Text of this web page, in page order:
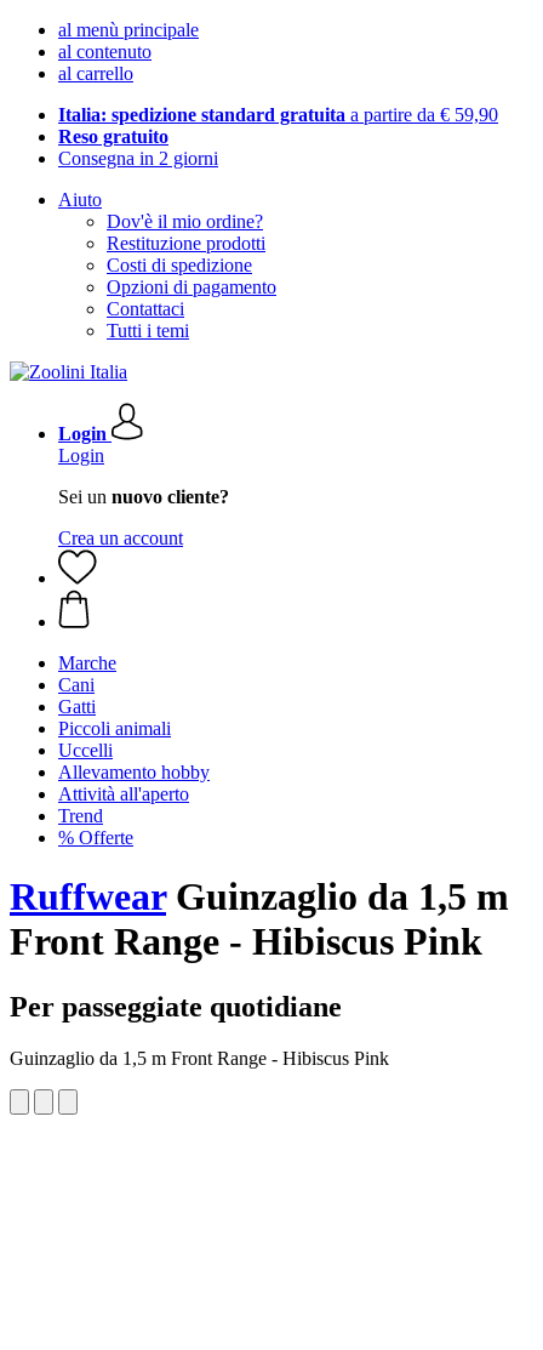
al menù principale
al contenuto
al carrello
Italia: spedizione standard gratuita a partire da € 59,90
Reso gratuito
Consegna in 2 giorni
Aiuto
Dov'è il mio ordine?
Restituzione prodotti
Costi di spedizione
Opzioni di pagamento
Contattaci
Tutti i temi
Login
Login
Sei un nuovo cliente?
Crea un account
Marche
Cani
Gatti
Piccoli animali
Uccelli
Allevamento hobby
Attività all'aperto
Trend
% Offerte
RuffwearGuinzaglio da 1,5 m
Front Range - Hibiscus Pink
Per passeggiate quotidiane
Guinzaglio da 1,5 m Front Range - Hibiscus Pink